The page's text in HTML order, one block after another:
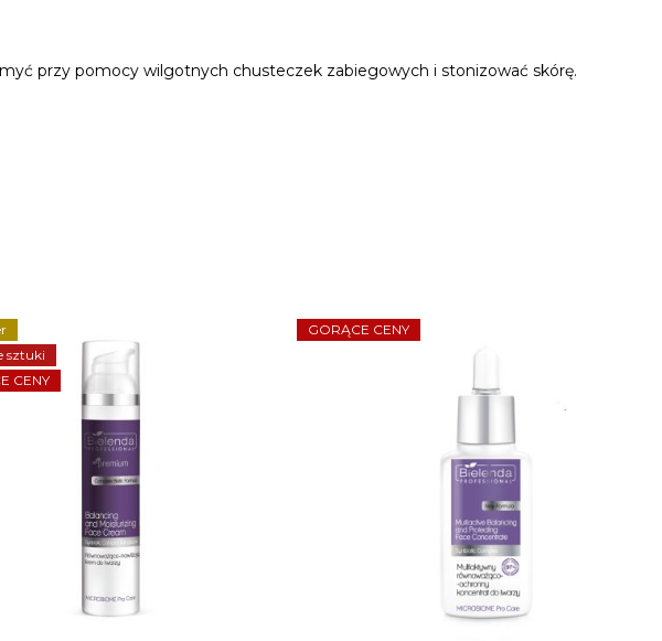
przy pomocy wilgotnych chusteczek zabiegowych i stonizować skórę.
sztuki
CENY
GORĄCE CENY